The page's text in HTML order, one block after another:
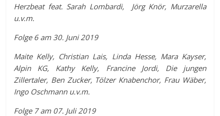
Herzbeat feat. Sarah Lombardi, Jörg Knör, Murzarella
u.v.m.
Folge 6 am 30. Juni 2019
Maite Kelly, Christian Lais, Linda Hesse, Mara Kayser,
Alpin KG, Kathy Kelly, Francine Jordi, Die jungen
Zillertaler, Ben Zucker, Tölzer Knabenchor, Frau Wäber,
Ingo Oschmann u.v.m.
Folge 7 am 07. Juli 2019